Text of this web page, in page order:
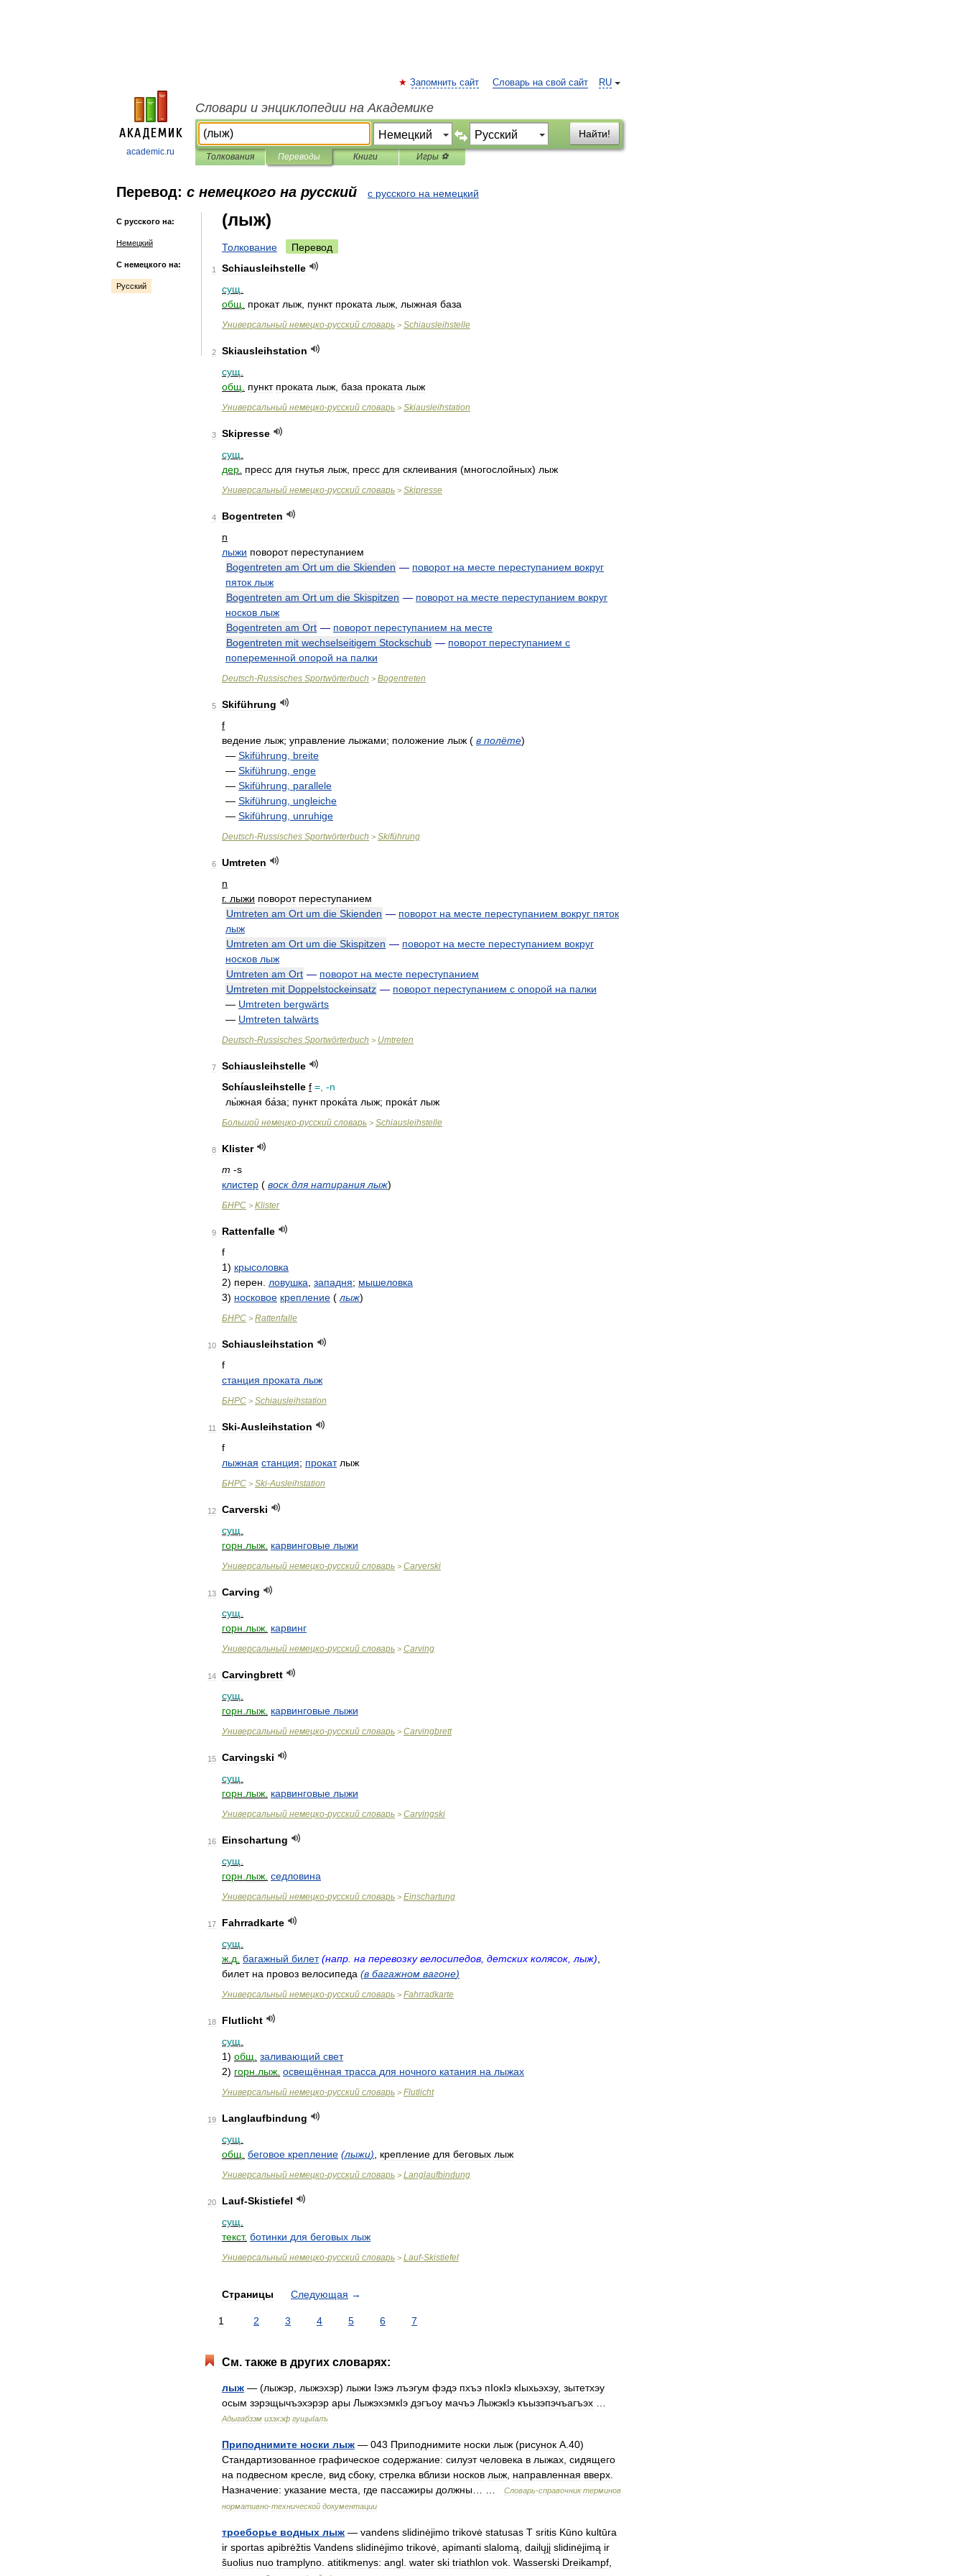
academic.ru
RU
Запомнить сайт Словарь на свой сайт
Словари и энциклопедии на Академике
Найти!
Толкования Переводы Книги Игры ⚽
Перевод: с немецкого на русский с русского на немецкий
С русского на:
Немецкий
С немецкого на:
Русский
(лыж)
Толкование Перевод
1
Schiausleihstelle
сущ
общ
прокат лыж пункт проката лыж лыжная база
Универсальный немецко-русский словарь > Schiausleihstelle
2
Skiausleihstation
сущ
общ
пункт проката лыж база проката лыж
Универсальный немецко-русский словарь > Skiausleihstation
3
Skipresse
сущ
дер пресс для гнутья лыж пресс для склеивания (многослойных) лыж
Универсальный немецко-русский словарь > Skipresse
4
Bogentreten
n
лыжи поворот переступанием
Bogentreten am Ort um die Skienden — поворот на месте переступанием вокруг
пяток лыж
Bogentreten am Ort um die Skispitzen — поворот на месте переступанием вокруг
носков лыж
Bogentreten am Ort — поворот переступанием на месте
Bogentreten mit wechselseitigem Stockschub — поворот переступанием с
попеременной опорой на палки
Deutsch-Russisches Sportwörterbuch > Bogentreten
5
Skiführung
f
ведение лыж; управление лыжами; положение лыж ( в полёте)
— Skiführung
breite
— Skiführung enge
— Skiführung
parallele
— Skiführung
ungleiche
— Skiführung unruhige
Deutsch-Russisches Sportwörterbuch > Skiführung
6
Umtreten
n
г. лыжи поворот переступанием
Umtreten am Ort um die Skienden — поворот на месте переступанием вокруг пяток
лыж
Umtreten am Ort um die Skispitzen — поворот на месте переступанием вокруг
носков лыж
Umtreten am Ort — поворот на месте переступанием
Umtreten mit Doppelstockeinsatz — поворот переступанием с опорой на палки
— Umtreten bergwärts
— Umtreten talwärts
Deutsch-Russisches Sportwörterbuch > Umtreten
7
Schiausleihstelle
Schíausleihstelle f =, -n
лы́жная ба́за; пункт прока́та лыж; прока́т лыж
Большой немецко-русский словарь > Schiausleihstelle
8
Klister
m -s
клистер ( воск для натирания лыж)
БНРС > Klister
9
Rattenfalle
f
1) крысоловка
2) перен ловушка западня; мышеловка
3) носковое крепление ( лыж)
БНРС > Rattenfalle
10
Schiausleihstation
f
станция проката лыж
БНРС > Schiausleihstation
11 Ski-Ausleihstation
f
лыжная станция; прокат лыж
БНРС > Ski-Ausleihstation
12
Carverski
сущ
горн лыж карвинговые лыжи
Универсальный немецко-русский словарь > Carverski
13
Carving
сущ
горн лыж карвинг
Универсальный немецко-русский словарь > Carving
14
Carvingbrett
сущ
горн лыж карвинговые лыжи
Универсальный немецко-русский словарь > Carvingbrett
15
Carvingski
сущ
горн лыж карвинговые лыжи
Универсальный немецко-русский словарь > Carvingski
16
Einschartung
сущ
горн лыж седловина
Универсальный немецко-русский словарь > Einschartung
17
Fahrradkarte
сущ
ж д багажный билет (напр на перевозку велосипедов детских колясок лыж)
билет на провоз велосипеда (в багажном вагоне)
Универсальный немецко-русский словарь > Fahrradkarte
18
Flutlicht
сущ
1) общ заливающий свет
2) горн лыж освещённая трасса для ночного катания на лыжах
Универсальный немецко-русский словарь > Flutlicht
19
Langlaufbindung
сущ
общ беговое крепление (лыжи) крепление для беговых лыж
Универсальный немецко-русский словарь > Langlaufbindung
20 Lauf-Skistiefel
сущ
текст. ботинки для беговых лыж
Универсальный немецко-русский словарь > Lauf-Skistiefel
Страницы Следующая →
1 2 3 4 5 6 7
См. также в других словарях:
лыж — (лыжэр лыжэхэр) лыжи Iэжэ лъэгум фэдэ пхъэ пIокIэ кIыхьэхэу, зытетхэу
осым зэрэщычъэхэрэр ары ЛыжэхэмкIэ дэгъоу мачъэ ЛыжэкIэ къызэпэчъагъэх
Адыгабзэм изэхэф гущыIалъ
Приподнимите носки лыж — 043 Приподнимите носки лыж (рисунок А 40)
Стандартизованное графическое содержание: силуэт человека в лыжах сидящего
на подвесном кресле вид сбоку, стрелка вблизи носков лыж направленная вверх
Назначение: указание места где пассажиры должны Словарь-справочник терминов
нормативно-технической документации
троеборье водныx лыж — vandens slidinėjimo trikovė statusas T sritis Kūno kultūra
ir sportas apibrėžtis Vandens slidinėjimo trikovė apimanti slalomą dailųjį slidinėjimą ir
šuolius nuo tramplyno atitikmenys: angl water ski triathlon vok Wasserski Dreikampf